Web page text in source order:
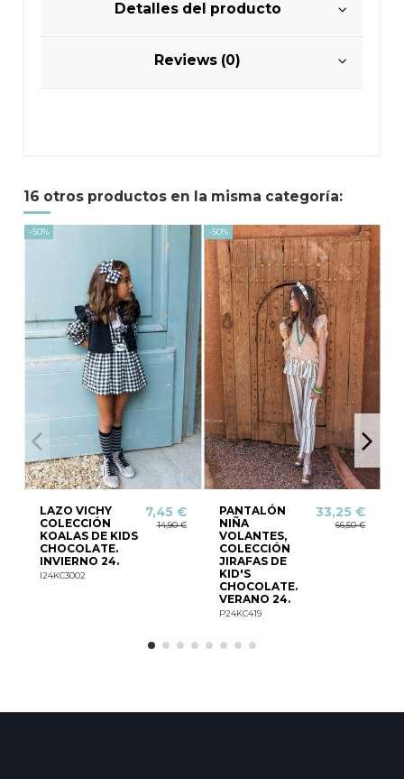
Detalles del producto
Reviews (0)
16 otros productos en la misma categoría:
-50%
LAZO VICHY
COLECCIÓN
KOALAS DE KIDS
CHOCOLATE.
INVIERNO 24.
I24KC3002
7,45 €
14,90 €
-50%
PANTALÓN
NIÑA
VOLANTES,
COLECCIÓN
JIRAFAS DE
KID'S
CHOCOLATE.
VERANO 24.
P24KC419
33,25 €
66,50 €